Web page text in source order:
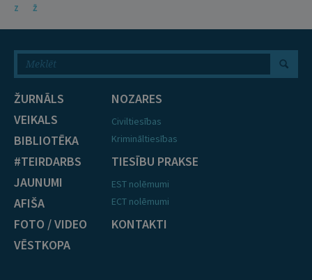
Z
Ž
ŽURNĀLS
VEIKALS
BIBLIOTĒKA
#TEIRDARBS
JAUNUMI
AFIŠA
FOTO / VIDEO
VĒSTKOPA
NOZARES
Civiltiesības
Krimināltiesības
TIESĪBU PRAKSE
EST nolēmumi
ECT nolēmumi
KONTAKTI